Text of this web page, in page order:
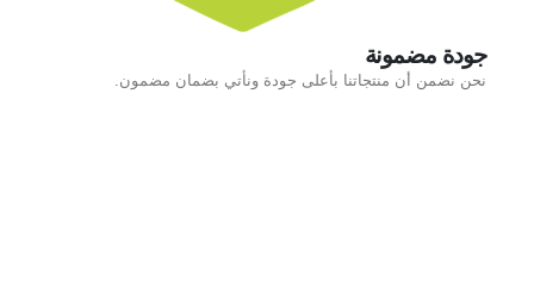
جودة مضمونة
نحن نضمن أن منتجاتنا بأعلى جودة ونأتي بضمان مضمون.